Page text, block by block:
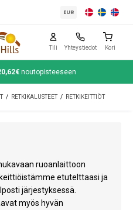
EUR
Tili Yhteystiedot Kori
noutopisteeseen
/ RETKIKALUSTEET / RETKIKEITTIÖT
ruoanlaittoon
etutelttaasi ja
järjestyksessä.
myös hyvän